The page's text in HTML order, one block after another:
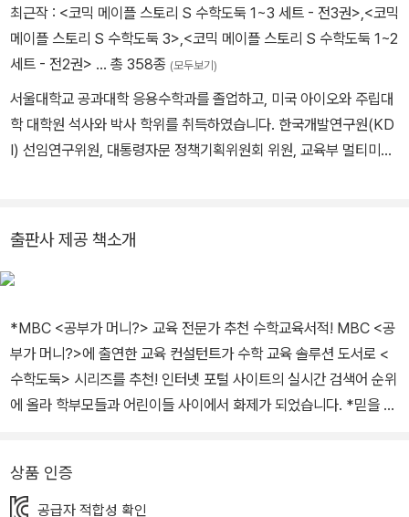
최근작 : <코믹 메이플 스토리 S 수학도둑 1~3 세트 - 전3권>,<코믹
메이플 스토리 S 수학도둑 3>,<코믹 메이플 스토리 S 수학도둑 1~2
세트 - 전2권> … 총 358종 (모두보기)
서울대학교 공과대학 응용수학과를 졸업하고, 미국 아이오와 주립대
학 대학원 석사와 박사 학위를 취득하였습니다. 한국개발연구원(KD
I) 선임연구위원, 대통령자문 정책기획위원회 위원, 교육부 멀티미디
력 수학퀴즈> <메이플 매쓰> <수학도둑 수학동화>의 수학 콘텐츠
를 집필했습니다.
출판사 제공 책소개
*MBC <공부가 머니?> 교육 전문가 추천 수학교육서적! MBC <공
부가 머니?>에 출연한 교육 컨설턴트가 수학 교육 솔루션 도서로 <
수학도둑> 시리즈를 추천! 인터넷 포털 사이트의 실시간 검색어 순위
에 올라 학부모들과 어린이들 사이에서 화제가 되었습니다. *믿을 수
주립대학 석사 및 박사. 한국개발연구원(KDI) 선임연구원, 교육부 멀
티미디어 교육지원센터(KMEC) 소장, 대통령자문 정책기획위원회
상품 인증
공급자 적합성 확인